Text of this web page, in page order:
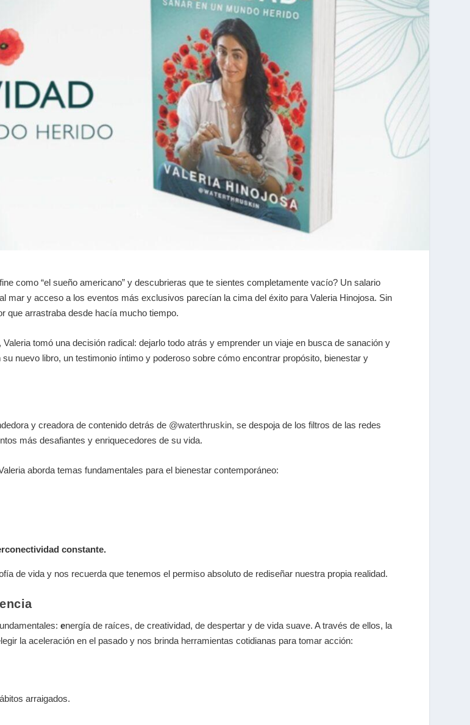
como “el sueño americano” y descubrieras que te sientes completamente vacío? Un salario
mar y acceso a los eventos más exclusivos parecían la cima del éxito paraValeria Hinojosa. Sin
que arrastraba desde hacía mucho tiempo.
tomó una decisión radical: dejarlo todo atrás y emprender un viaje en busca de sanación y
nuevo libro, un testimonio íntimo y poderoso sobre cómo encontrar propósito, bienestar y
y creadora de contenido detrás de @waterthruskin, se despoja de los filtros de las redes
más desafiantes y enriquecedores de su vida.
aborda temas fundamentales para el bienestar contemporáneo:
constante.
de viday nos recuerda que tenemos el permiso absoluto de rediseñar nuestra propia realidad.
energía de raíces, de creatividad, de despertar y de vida suave. A través de ellos, la
la aceleración en el pasado y nos brinda herramientas cotidianas para tomar acción:
arraigados.